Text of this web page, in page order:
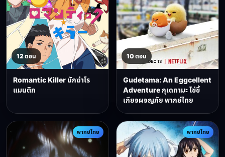
12 ตอน
Romantic Killer นักฆ่าโร
แมนติก
10 ตอน
Gudetama: An Eggcellent
Adventure กุเดทามะ ไข่ขี้
เกียจผจญภัย พากย์ไทย
พากย์ไทย พากย์ไทย